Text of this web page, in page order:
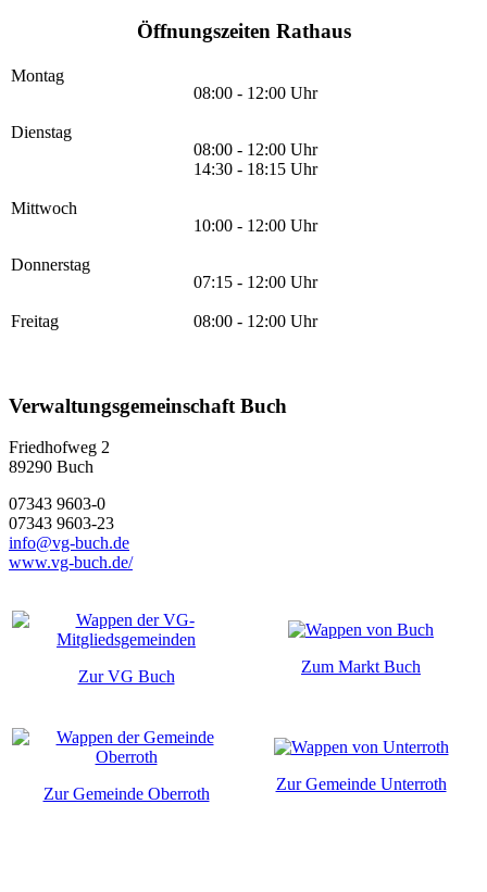
Öffnungszeiten Rathaus
Montag
08:00 - 12:00 Uhr
Dienstag
08:00 - 12:00 Uhr
14:30 - 18:15 Uhr
Mittwoch
10:00 - 12:00 Uhr
Donnerstag
07:15 - 12:00 Uhr
Freitag 08:00 - 12:00 Uhr
Verwaltungsgemeinschaft Buch
Friedhofweg 2
89290 Buch
07343 9603-0
07343 9603-23
info@vg-buch.de
www.vg-buch.de/
Zur VG Buch
Zum Markt Buch
Zur Gemeinde Oberroth
Zur Gemeinde Unterroth